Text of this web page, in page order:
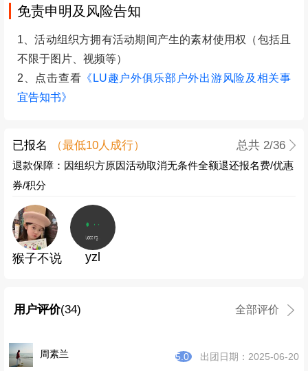
免责申明及风险告知
1、活动组织方拥有活动期间产生的素材使用权（包括且
不限于图片、视频等）
2、点击查看 《LU趣户外俱乐部户外出游风险及相关事
宜告知书》
已报名 （最低10人成行） 总共 2/36
退款保障：因组织方原因活动取消无条件全额退还报名费/优惠
券/积分
猴子不说 yzl
用户评价(34) 全部评价
周素兰 5.0
出团日期：2025-06-20